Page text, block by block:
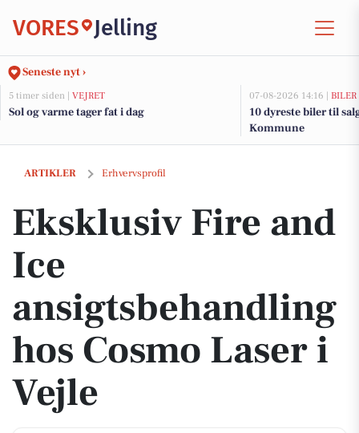
VORES Jelling
Seneste nyt ›
5 timer siden | VEJRET
Sol og varme tager fat i dag
07-08-2026 14:16 | BILER
10 dyreste biler til
Kommune
ARTIKLER Erhvervsprofil
Eksklusiv Fire and Ice ansigtsbehandling hos Cosmo Laser i Vejle
Eksklusiv Fire and
Ice
ansigtsbehandling
hos Cosmo Laser i
Vejle